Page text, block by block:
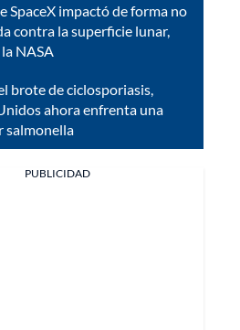
SpaceX impactó de forma no
contra la superficie lunar,
NASA
brote de ciclosporiasis,
ahora enfrenta una
salmonella
PUBLICIDAD